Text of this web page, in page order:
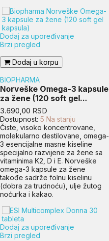
Dodaj za upoređivanje
Brzi pregled
Dodaj u korpu
BIOPHARMA
Norveške Omega-3 kapsule
za žene (120 soft gel...
Cena
3.690,00 RSD
Dostupnost: 5 Na stanju
Čiste, visoko koncentrovane,
molekularno destilovane, omega-
3 esencijalne masne kiseline
specijalno razvijene za žene sa
vitaminima K2, D i E. Norveške
omega-3 kapsule za žene
takođe sadrže folnu kiselinu
(dobra za trudnoću), ulje žutog
noćurka i kakao.
Dodaj za upoređivanje
Brzi pregled